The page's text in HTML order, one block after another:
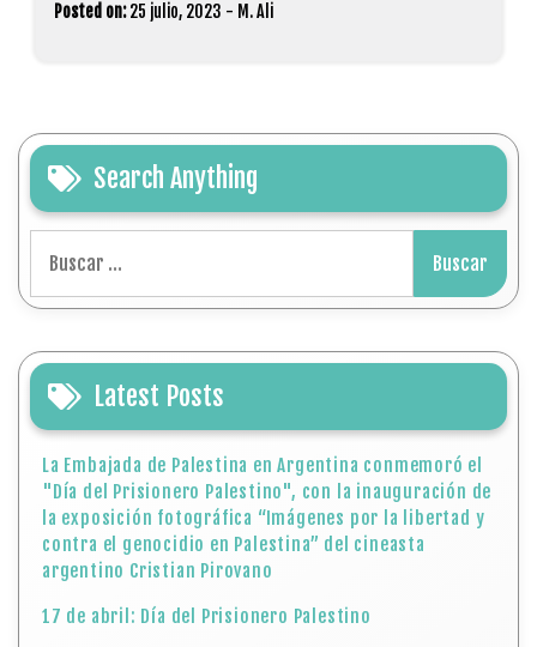
Posted on: 25 julio, 2023 - M. Ali
Search Anything
Latest Posts
La Embajada de Palestina en Argentina conmemoró el
"Día del Prisionero Palestino", con la inauguración de
la exposición fotográfica “Imágenes por la libertad y
contra el genocidio en Palestina” del cineasta
argentino Cristian Pirovano
17 de abril: Día del Prisionero Palestino